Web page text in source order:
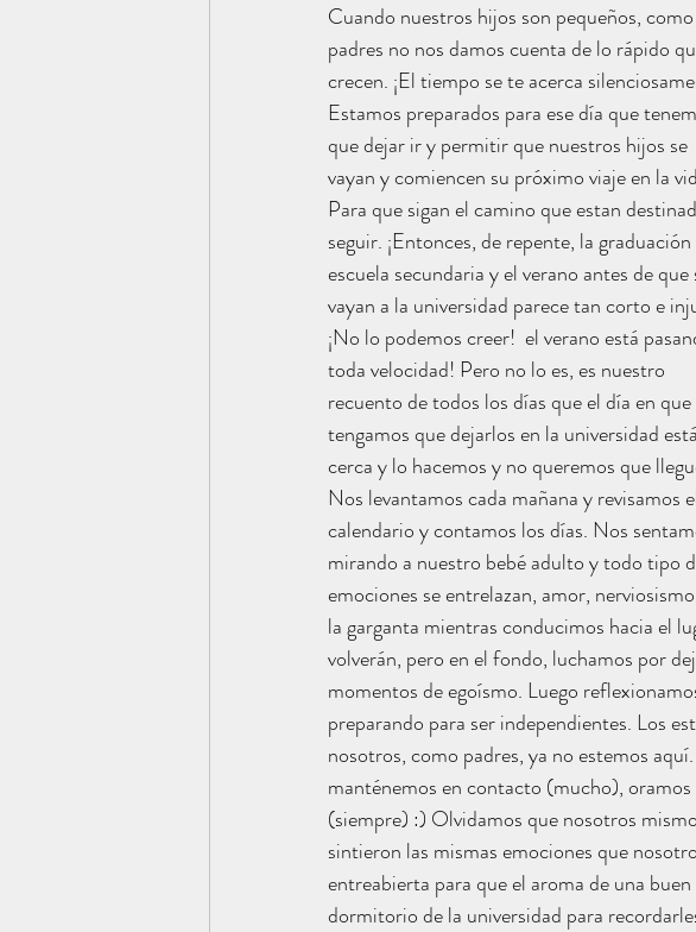
Cuando nuestros hijos son pequeños, como
padres no nos damos cuenta de lo rápido
crecen. ¡El tiempo se te acerca
Estamos preparados para ese día que
que dejar ir y permitir que nuestros hijos se
vayan y comiencen su próximo viaje en la
Para que sigan el camino que estan
seguir. ¡Entonces, de repente, la graduación
escuela secundaria y el verano antes de que
vayan a la universidad parece tan corto e
¡No lo podemos creer!  el verano está
toda velocidad! Pero no lo es, es nuestro
recuento de todos los días que el día en que
tengamos que dejarlos en la universidad está
cerca y lo hacemos y no queremos que
Nos levantamos cada mañana y revisamos
calendario y contamos los días. Nos
mirando a nuestro bebé adulto y todo tipo
emociones se entrelazan, amor,
la garganta mientras conducimos hacia el
volverán, pero en el fondo, luchamos por
momentos de egoísmo. Luego
preparando para ser independientes. Los
nosotros, como padres, ya no estemos
manténemos en contacto (mucho),
(siempre) :) Olvidamos que nosotros
sintieron las mismas emociones que
entreabierta para que el aroma de una
dormitorio de la universidad para